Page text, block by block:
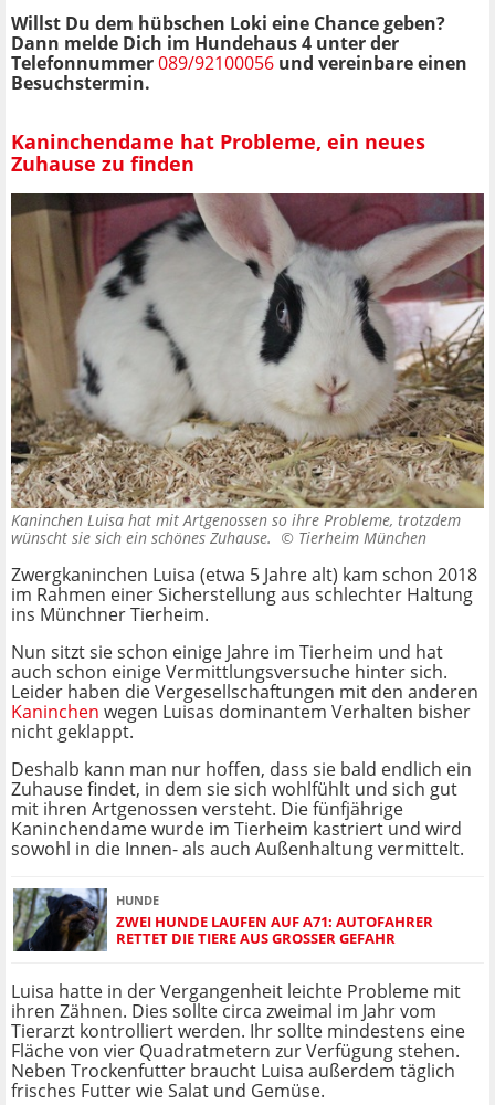
Willst Du dem hübschen Loki eine Chance geben?
Dann melde Dich im Hundehaus 4 unter der
Telefonnummer089/92100056 und vereinbare einen
Besuchstermin.
Kaninchendame hat Probleme, ein neues
Zuhause zu finden
Kaninchen Luisa hat mit Artgenossen so ihre Probleme, trotzdem
wünscht sie sich ein schönes Zuhause. © Tierheim München
Zwergkaninchen Luisa (etwa 5 Jahre alt) kam schon 2018
im Rahmen einer Sicherstellung aus schlechter Haltung
ins Münchner Tierheim.
Nun sitzt sie schon einige Jahre im Tierheim und hat
auch schon einige Vermittlungsversuche hinter sich.
Leider haben die Vergesellschaftungen mit den anderen
Kaninchen wegen Luisas dominantem Verhalten bisher
nicht geklappt.
Deshalb kann man nur hoffen, dass sie bald endlich ein
Zuhause findet, in dem sie sich wohlfühlt und sich gut
mit ihren Artgenossen versteht. Die fünfjährige
Kaninchendame wurde im Tierheim kastriert und wird
sowohl in die Innen- als auch Außenhaltung vermittelt.
HUNDE
ZWEI HUNDE LAUFEN AUF A71: AUTOFAHRER
RETTET DIE TIERE AUS GROSSER GEFAHR
Luisa hatte in der Vergangenheit leichte Probleme mit
ihren Zähnen. Dies sollte circa zweimal im Jahr vom
Tierarzt kontrolliert werden. Ihr sollte mindestens eine
Fläche von vier Quadratmetern zur Verfügung stehen.
Neben Trockenfutter braucht Luisa außerdem täglich
frisches Futter wie Salat und Gemüse.